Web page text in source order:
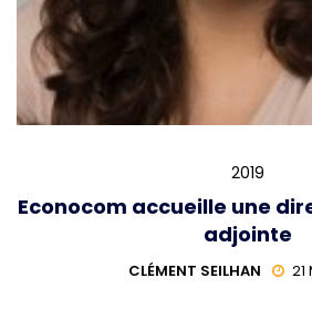
2019
Econocom accueille une
adjointe
CLÉMENT SEILHAN 21